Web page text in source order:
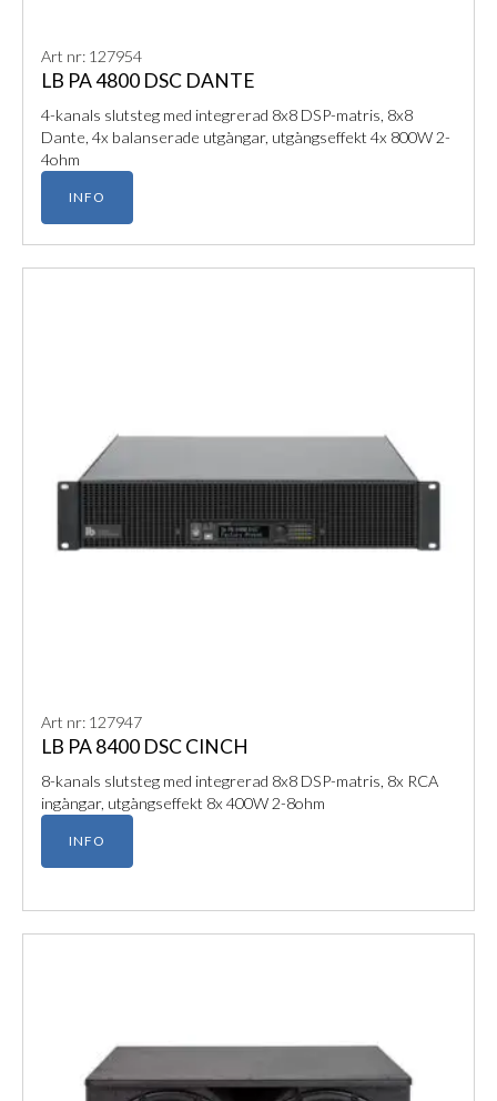
Art nr: 127954
LB PA 4800 DSC DANTE
4-kanals slutsteg med integrerad 8x8 DSP-matris, 8x8
Dante, 4x balanserade utgångar, utgångseffekt 4x 800W 2-
4ohm
INFO
Art nr: 127947
LB PA 8400 DSC CINCH
8-kanals slutsteg med integrerad 8x8 DSP-matris, 8x RCA
ingångar, utgångseffekt 8x 400W 2-8ohm
INFO